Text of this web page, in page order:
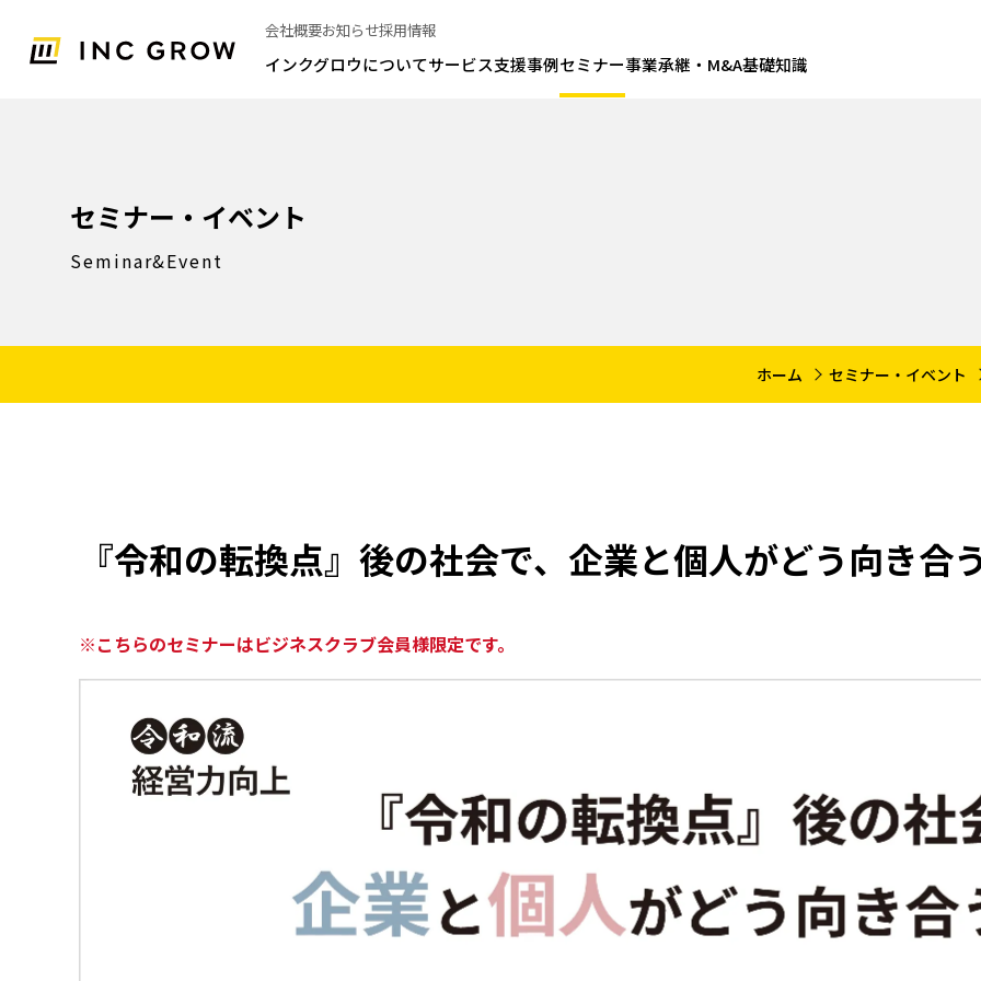
会社概要お知らせ採用情報
インクグロウについてサービス支援事例セミナー事業承継・M&A基礎知識
セミナー・イベント
Seminar&Event
ホーム セミナー・イベント
『令和の転換点』後の社会で、企業と個人がどう向き合
※こちらのセミナーはビジネスクラブ会員様限定です。